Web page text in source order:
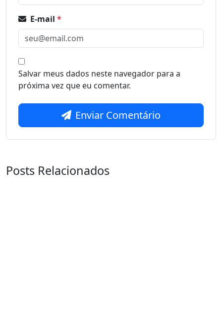
E-mail *
Salvar meus dados neste navegador para a
próxima vez que eu comentar.
Enviar Comentário
Posts Relacionados